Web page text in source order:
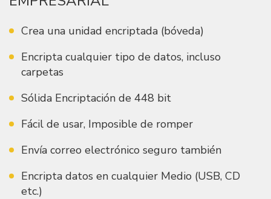
Crea una unidad encriptada (bóveda)
Encripta cualquier tipo de datos, incluso
carpetas
Sólida Encriptación de 448 bit
Fácil de usar, Imposible de romper
Envía correo electrónico seguro también
Encripta datos en cualquier Medio (USB, CD
etc.)